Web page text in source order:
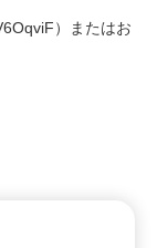
）またはお